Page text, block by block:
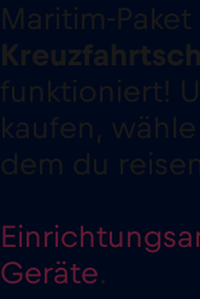
Maritim-Paket
funktioniert!
kaufen,
dem du
Geräte.